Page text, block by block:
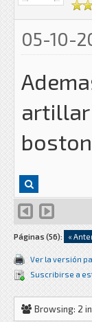
05-10-
artillar
Páginas (56): «
Ver la versión
Suscribirse a
Browsing: 2